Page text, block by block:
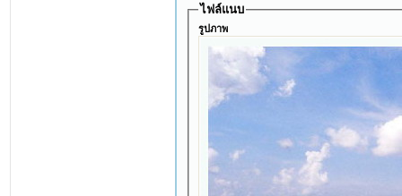
ไฟล์แนบ
รูปภาพ